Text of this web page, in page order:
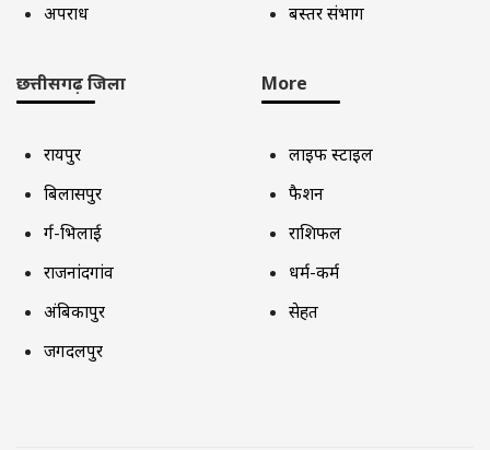
अपराध
बस्तर संभाग
छत्तीसगढ़ जिला
रायपुर
बिलासपुर
दुर्ग-भिलाई
राजनांदगांव
अंबिकापुर
जगदलपुर
More
लाइफ स्टाइल
फैशन
राशिफल
धर्म-कर्म
सेहत